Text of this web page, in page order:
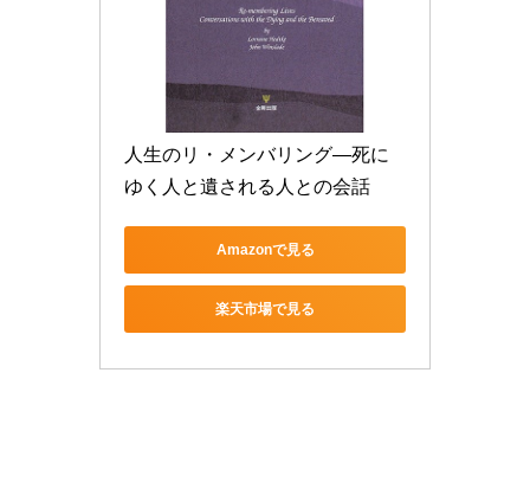
人生のリ・メンバリング―死に
ゆく人と遺される人との会話
Amazonで見る
楽天市場で見る